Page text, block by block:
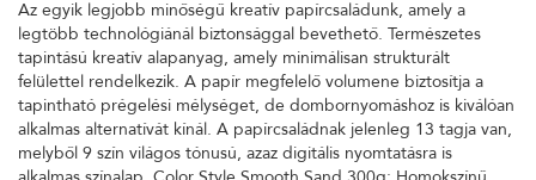
Az egyik legjobb minőségű kreatív papírcsaládunk, amely a
legtöbb technológiánál biztonsággal bevethető. Természetes
tapintású kreatív alapanyag, amely minimálisan strukturált
felülettel rendelkezik. A papír megfelelő volumene biztosítja a
tapintható prégelési mélységet, de dombornyomáshoz is kiválóan
alkalmas alternatívát kínál. A papírcsaládnak jelenleg 13 tagja van,
melyből 9 szín világos tónusú, azaz digitális nyomtatásra is